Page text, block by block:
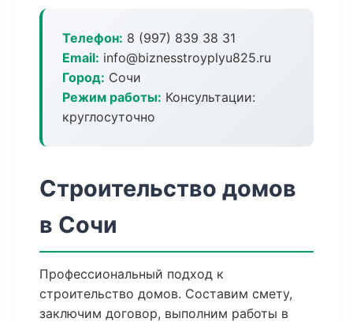
Телефон: 8 (997) 839 38 31
Email: info@biznesstroyplyu825.ru
Город: Сочи
Режим работы: Консультации:
круглосуточно
Строительство домов
в Сочи
Профессиональный подход к
строительство домов. Составим смету,
заключим договор, выполним работы в